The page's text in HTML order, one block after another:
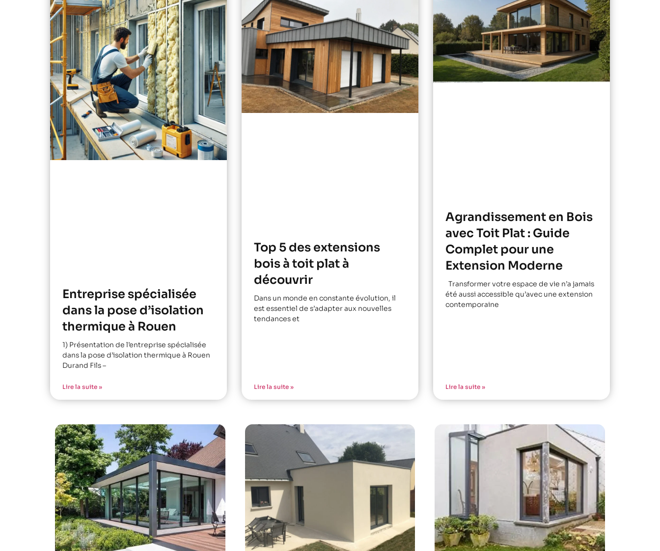
Entreprise spécialisée
dans la pose d’isolation
thermique à Rouen
1) Présentation de l’entreprise spécialisée
dans la pose d’isolation thermique à Rouen
Durand Fils –
Lire la suite »
Top 5 des extensions
bois à toit plat à
découvrir
Dans un monde en constante évolution, il
est essentiel de s’adapter aux nouvelles
tendances et
Lire la suite »
Agrandissement en Bois
avec Toit Plat : Guide
Complet pour une
Extension Moderne
Transformer votre espace de vie n’a jamais
été aussi accessible qu’avec une extension
contemporaine
Lire la suite »